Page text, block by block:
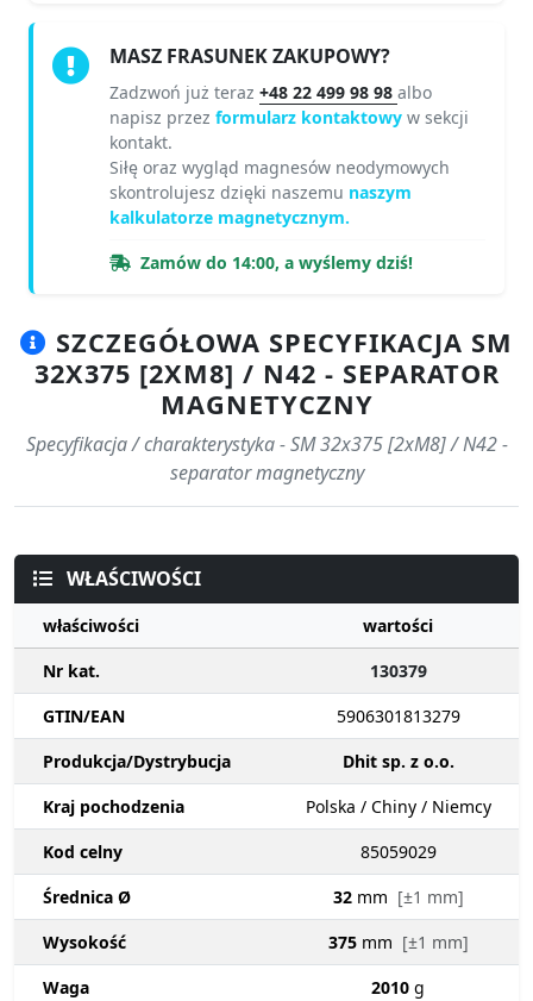
MASZ FRASUNEK ZAKUPOWY?
Zadzwoń już teraz +48 22 499 98 98 albo
napisz przez formularz kontaktowy w sekcji
kontakt.
Siłę oraz wygląd magnesów neodymowych
skontrolujesz dzięki naszemu naszym
kalkulatorze magnetycznym.
Zamów do 14:00, a wyślemy dziś!
SZCZEGÓŁOWA SPECYFIKACJA SM
32X375 [2XM8] / N42 - SEPARATOR
MAGNETYCZNY
Specyfikacja / charakterystyka - SM 32x375 [2xM8] / N42 -
separator magnetyczny
WŁAŚCIWOŚCI
właściwości
wartości
Nr kat.
130379
GTIN/EAN
5906301813279
Produkcja/Dystrybucja
Dhit sp. z o.o.
Kraj pochodzenia
Polska / Chiny / Niemcy
Kod celny
85059029
Średnica Ø
32 mm [±1 mm]
Wysokość
375 mm [±1 mm]
Waga
2010 g